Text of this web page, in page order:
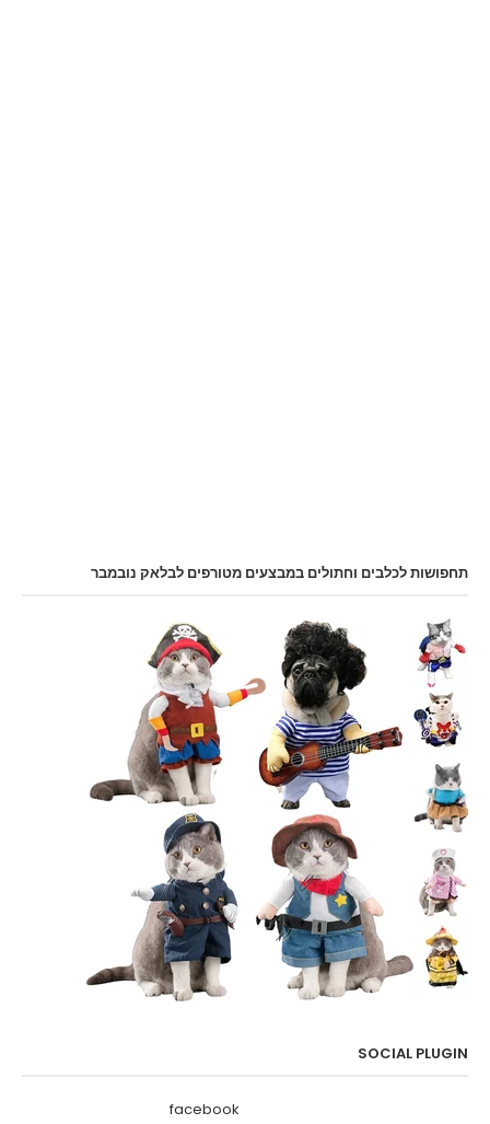
תחפושות לכלבים וחתולים במבצעים מטורפים לבלאק נובמבר
SOCIAL PLUGIN
facebook